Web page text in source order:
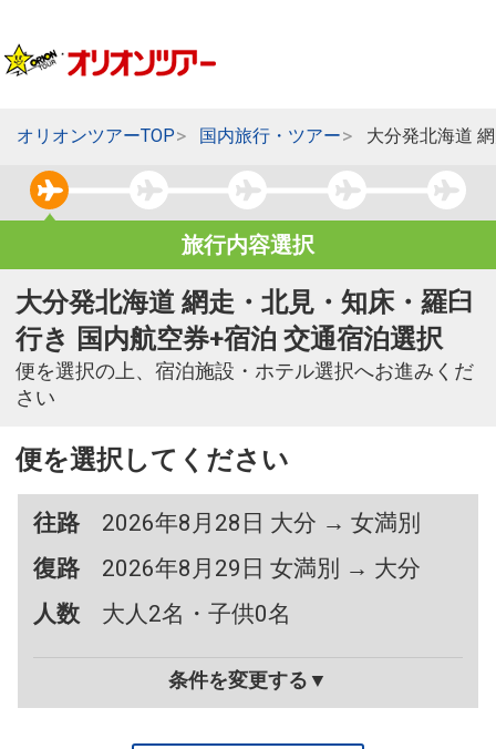
オリオンツアーTOP 国内旅行・ツアー 大分発北海道
旅行内容選択
大分発北海道 網走・北見・知床・羅臼
行き 国内航空券+宿泊 交通宿泊選択
便を選択の上、宿泊施設・ホテル選択へお進みくだ
さい
便を選択してください
往路
2026年8月28日 大分 → 女満別
復路
2026年8月29日 女満別 → 大分
人数
大人2名・子供0名
条件を変更する▼